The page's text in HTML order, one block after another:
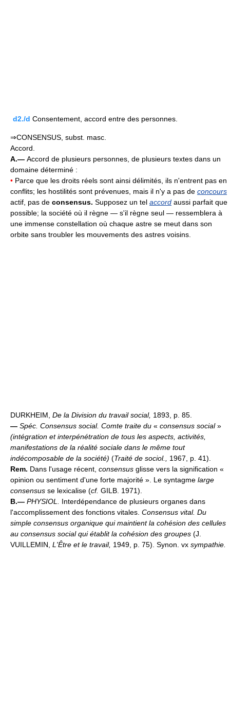
d2./d Consentement, accord entre des personnes.
⇒CONSENSUS, subst. masc.
Accord.
A.— Accord de plusieurs personnes, de plusieurs textes dans un
domaine déterminé :
• Parce que les droits réels sont ainsi délimités, ils n'entrent pas en
conflits; les hostilités sont prévenues, mais il n'y a pas de concours
actif, pas de consensus. Supposez un tel accord aussi parfait que
possible; la société où il règne — s'il règne seul — ressemblera à
une immense constellation où chaque astre se meut dans son
orbite sans troubler les mouvements des astres voisins.
DURKHEIM, De la Division du travail social, 1893, p. 85.
— Spéc. Consensus social. Comte traite du « consensus social»
(intégration et interpénétration de tous les aspects, activités,
manifestations de la réalité sociale dans le même tout
indécomposable de la société) (Traité de sociol., 1967, p. 41).
Rem. Dans l'usage récent, consensus glisse vers la signification «
opinion ou sentiment d'une forte majorité ». Le syntagme large
consensus se lexicalise (cf. GILB. 1971).
B.— PHYSIOL. Interdépendance de plusieurs organes dans
l'accomplissement des fonctions vitales. Consensus vital. Du
simple consensus organique qui maintient la cohésion des cellules
au consensus social qui établit la cohésion des groupes (J.
VUILLEMIN, L'Être et le travail, 1949, p. 75). Synon. vx sympathie.